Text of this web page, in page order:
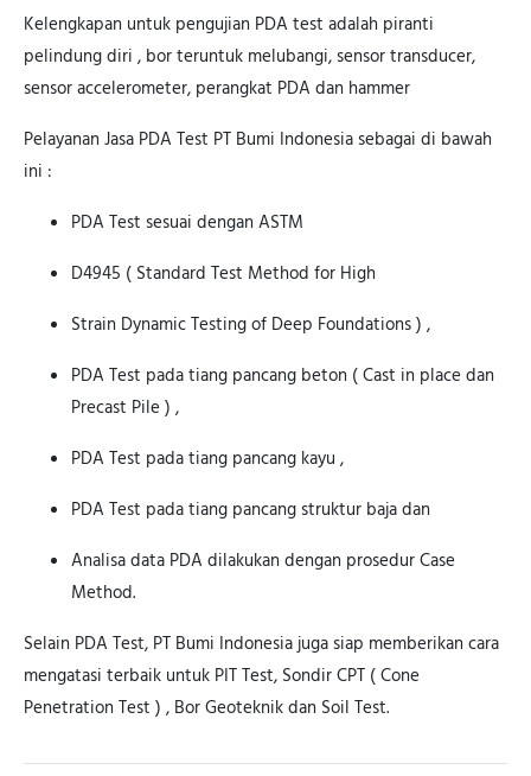
Kelengkapan untuk pengujian PDA test adalah piranti
pelindung diri , bor teruntuk melubangi, sensor transducer,
sensor accelerometer, perangkat PDA dan hammer
Pelayanan Jasa PDA Test PT Bumi Indonesia sebagai di bawah
ini :
PDA Test sesuai dengan ASTM
D4945 ( Standard Test Method for High
Strain Dynamic Testing of Deep Foundations ) ,
PDA Test pada tiang pancang beton ( Cast in place dan
Precast Pile ) ,
PDA Test pada tiang pancang kayu ,
PDA Test pada tiang pancang struktur baja dan
Analisa data PDA dilakukan dengan prosedur Case
Method.
Selain PDA Test, PT Bumi Indonesia juga siap memberikan cara
mengatasi terbaik untuk PIT Test, Sondir CPT ( Cone
Penetration Test ) , Bor Geoteknik dan Soil Test.